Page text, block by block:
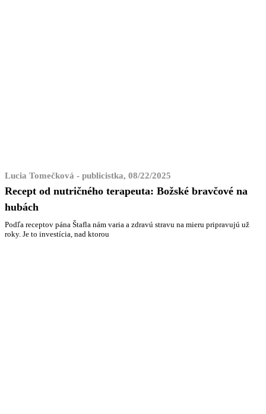
Lucia Tomečková - publicistka, 08/22/2025
Recept od nutričného terapeuta: Božské bravčové na
hubách
Podľa receptov pána Štafla nám varia a zdravú stravu na mieru pripravujú už
roky. Je to investícia, nad ktorou